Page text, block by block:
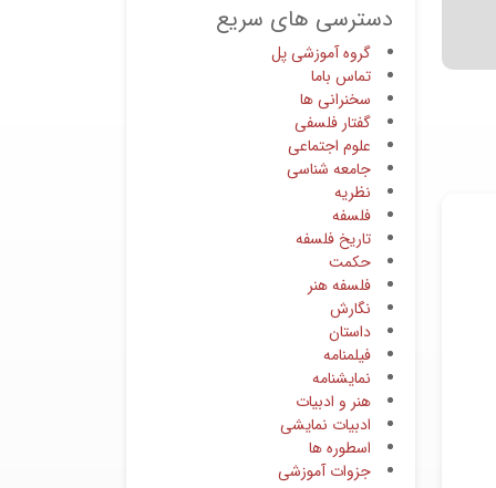
دسترسی های سریع
گروه آموزشی پل
تماس باما
سخنرانی ها
گفتار فلسفی
علوم اجتماعی
جامعه شناسی
نظریه
فلسفه
تاریخ فلسفه
حکمت
فلسفه هنر
نگارش
داستان
فیلمنامه
نمایشنامه
هنر و ادبیات
ادبیات نمایشی
اسطوره ها
جزوات آموزشی